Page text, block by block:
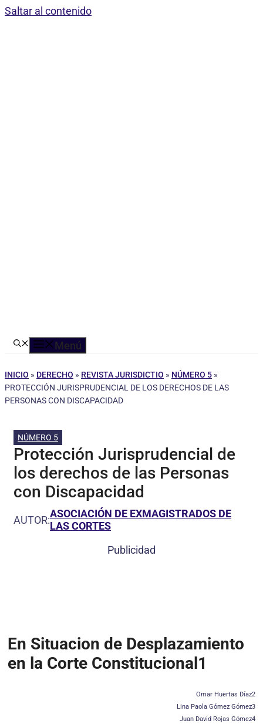
Saltar al contenido
Menú
INICIO » DERECHO » REVISTA JURISDICTIO » NÚMERO 5 »
PROTECCIÓN JURISPRUDENCIAL DE LOS DERECHOS DE LAS
PERSONAS CON DISCAPACIDAD
NÚMERO 5
Protección Jurisprudencial de
los derechos de las Personas
con Discapacidad
AUTOR:ASOCIACIÓN DE EXMAGISTRADOS DE
LAS CORTES
Publicidad
En Situacion de Desplazamiento
en la Corte Constitucional1
Omar Huertas Díaz2
Lina Paola Gómez Gómez3
Juan David Rojas Gómez4